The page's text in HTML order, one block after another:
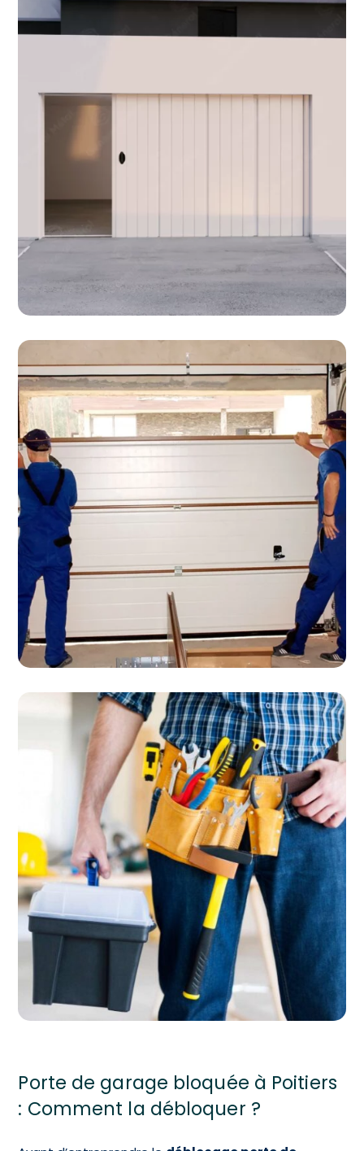
Porte de garage bloquée à Poitiers
: Comment la débloquer ?